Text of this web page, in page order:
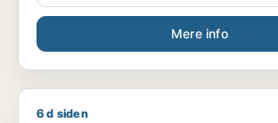
Mere info
Anders søger job som chauffør
6 d siden